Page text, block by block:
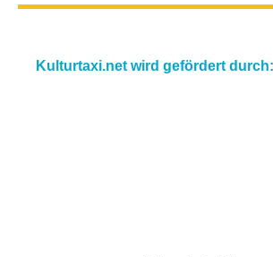
Kulturtaxi.net wird gefördert durch: